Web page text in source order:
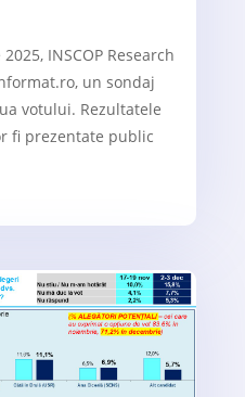
INSCOP Research
un sondaj
votului. Rezultatele
fi prezentate public